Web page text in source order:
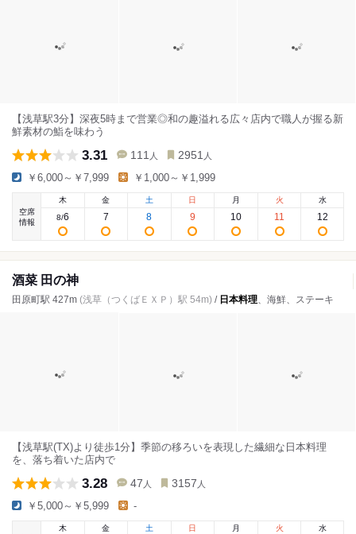
【浅草駅3分】深夜5時まで営業◎和の趣溢れる広々店内で職人が握る新
鮮素材の鮨を味わう
3.31 111 人 2951 人
￥6,000～￥7,999 ￥1,000～￥1,999
空席
情報
木
8/6
金
7
土
8
日
9
月
10
火
11
水
12
酒菜 田の神
田原町駅 427m (浅草（つくばＥＸＰ）駅 54m) / 日本料理、海鮮、ステーキ
【浅草駅(TX)より徒歩1分】季節の移ろいを表現した繊細な日本料理
を、落ち着いた店内で
3.28 47 人 3157 人
￥5,000～￥5,999 -
木
金 土 日 月 火 水